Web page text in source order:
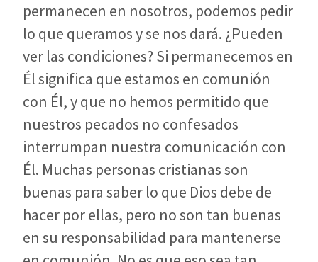
permanecen en nosotros, podemos pedir
lo que queramos y se nos dará. ¿Pueden
ver las condiciones? Si permanecemos en
Él significa que estamos en comunión
con Él, y que no hemos permitido que
nuestros pecados no confesados
interrumpan nuestra comunicación con
Él. Muchas personas cristianas son
buenas para saber lo que Dios debe de
hacer por ellas, pero no son tan buenas
en su responsabilidad para mantenerse